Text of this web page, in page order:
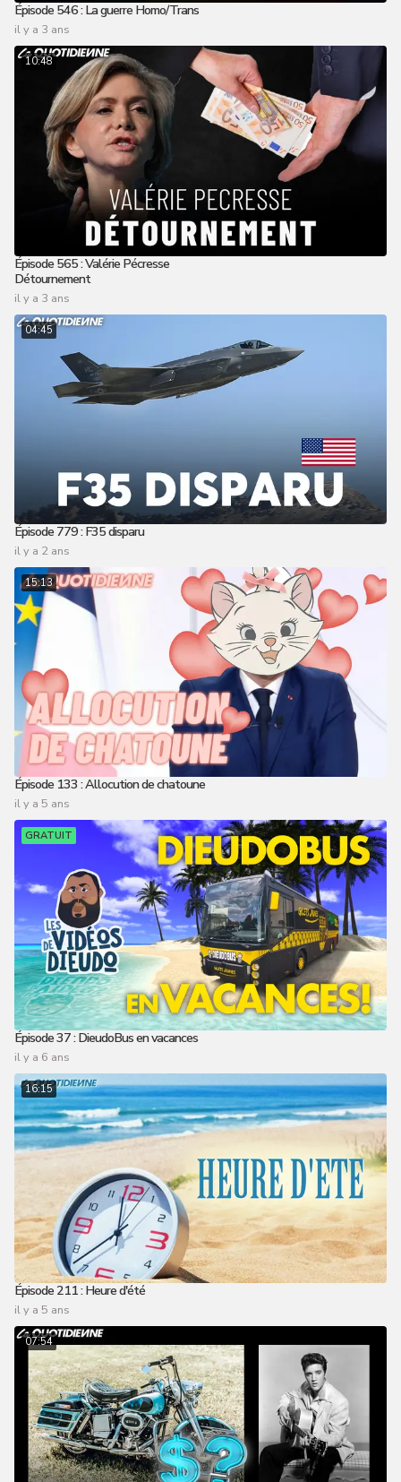
Épisode 546 : La guerre Homo/Trans
il y a 3 ans
10:48
Épisode 565 : Valérie Pécresse
Détournement
il y a 3 ans
04:45
Épisode 779 : F35 disparu
il y a 2 ans
15:13
Épisode 133 : Allocution de chatoune
il y a 5 ans
GRATUIT
Épisode 37 : DieudoBus en vacances
il y a 6 ans
16:15
Épisode 211 : Heure d'été
il y a 5 ans
07:54